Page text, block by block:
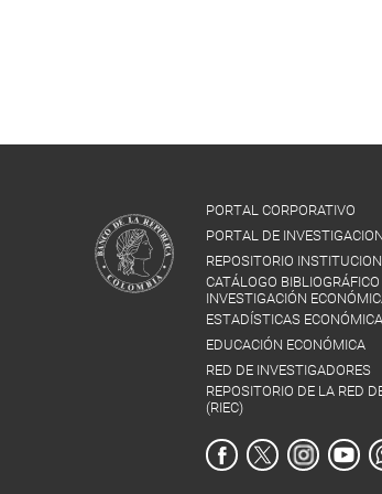
PORTAL CORPORATIVO
PORTAL DE
REPOSITORIO
CATÁLOGO
INVESTIGACIÓN
ESTADÍSTICAS
EDUCACIÓN ECONÓMICA
RED DE INVESTIGADORES
REPOSITORIO DE LA RED
(RIEC)